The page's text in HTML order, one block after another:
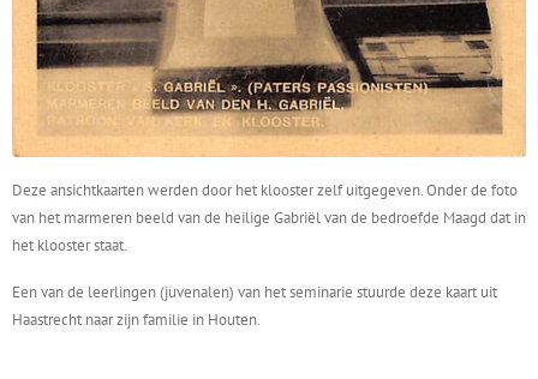
Deze ansichtkaarten werden door het klooster zelf uitgegeven. Onder de foto
van het marmeren beeld van de heilige Gabriël van de bedroefde Maagd dat in
het klooster staat.
Een van de leerlingen (juvenalen) van het seminarie stuurde deze kaart uit
Haastrecht naar zijn familie in Houten.